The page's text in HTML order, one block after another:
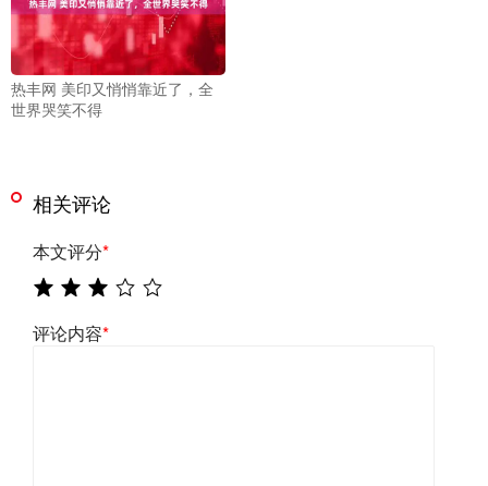
热丰网 美印又悄悄靠近了，全
世界哭笑不得
相关评论
本文评分*
评论内容*